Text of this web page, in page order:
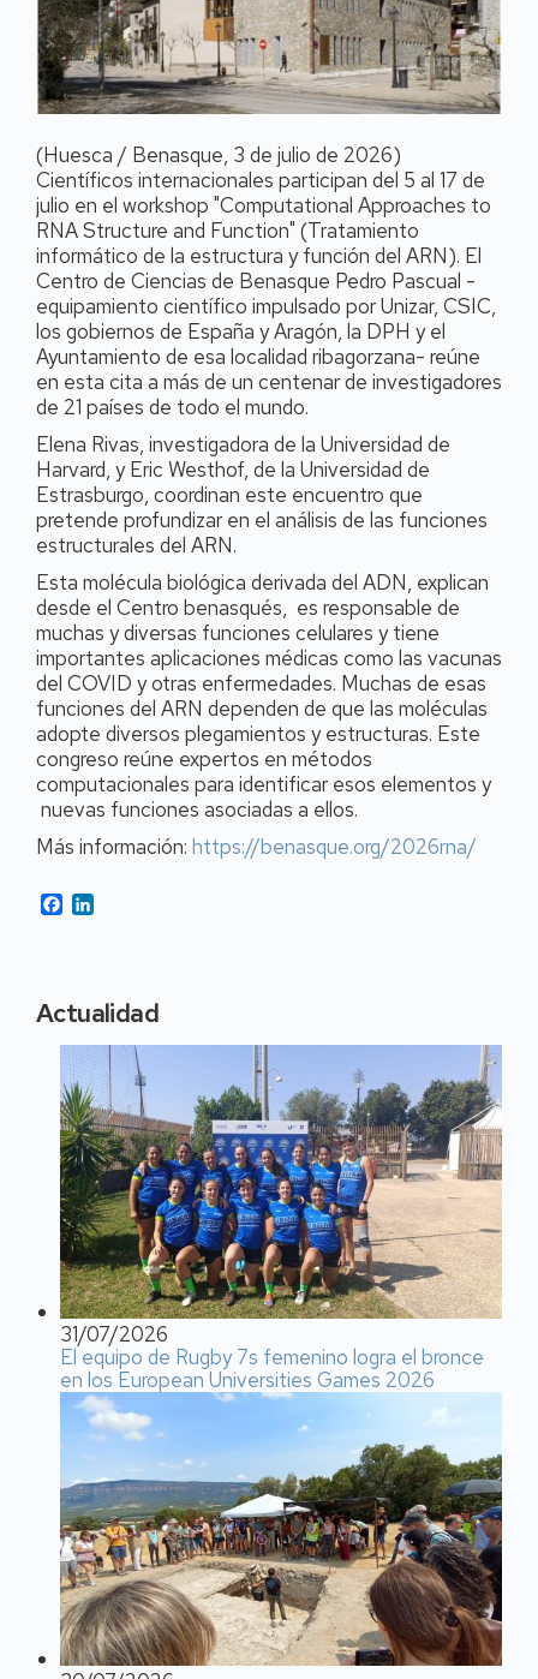
(Huesca / Benasque, 3 de julio de 2026)
Científicos internacionales participan del 5 al 17 de
julio en el workshop "Computational Approaches to
RNA Structure and Function" (Tratamiento
informático de la estructura y función del ARN). El
Centro de Ciencias de Benasque Pedro Pascual -
equipamiento científico impulsado por Unizar, CSIC,
los gobiernos de España y Aragón, la DPH y el
Ayuntamiento de esa localidad ribagorzana- reúne
en esta cita a más de un centenar de investigadores
de 21 países de todo el mundo.
Elena Rivas, investigadora de la Universidad de
Harvard, y Eric Westhof, de la Universidad de
Estrasburgo, coordinan este encuentro que
pretende profundizar en el análisis de las funciones
estructurales del ARN.
Esta molécula biológica derivada del ADN, explican
desde el Centro benasqués, es responsable de
muchas y diversas funciones celulares y tiene
importantes aplicaciones médicas como las vacunas
del COVID y otras enfermedades. Muchas de esas
funciones del ARN dependen de que las moléculas
adopte diversos plegamientos y estructuras. Este
congreso reúne expertos en métodos
computacionales para identificar esos elementos y
nuevas funciones asociadas a ellos.
Más información: https://benasque.org/2026rna/
Facebook
Actualidad
31/07/2026
El equipo de Rugby 7s femenino logra el bronce
en los European Universities Games 2026